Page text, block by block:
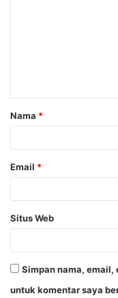
a
r
Nama *
Email *
Situs Web
Simpan nama, email,
untuk komentar saya